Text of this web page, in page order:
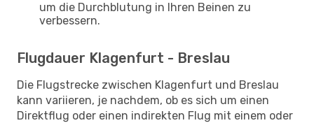
um die Durchblutung in Ihren Beinen zu
verbessern.
Flugdauer Klagenfurt - Breslau
Die Flugstrecke zwischen Klagenfurt und Breslau
kann variieren, je nachdem, ob es sich um einen
Direktflug oder einen indirekten Flug mit einem oder